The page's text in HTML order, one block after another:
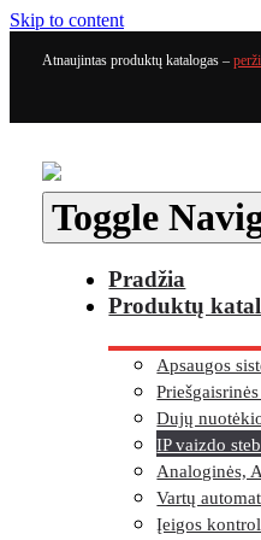
Skip to content
Atnaujintas produktų katalogas –
Toggle
Pradžia
Produktų
Apsaugos
Dujų
IP vaizdo
Analoginės,
Vartų
Įeigos